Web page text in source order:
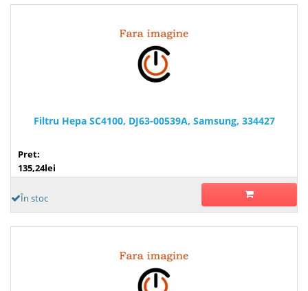
Filtru Hepa SC4100, DJ63-00539A, Samsung, 334427
Pret:
135,24lei
În stoc